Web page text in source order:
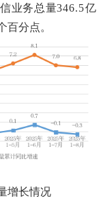
业务总量346.5亿
百分点。
增长情况